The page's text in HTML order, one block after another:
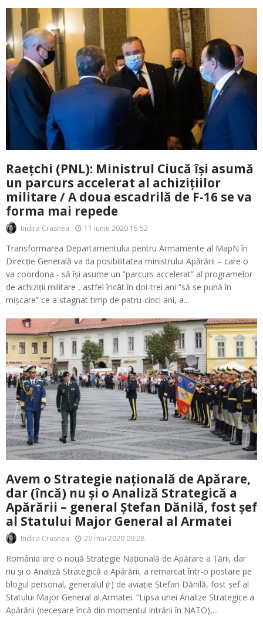
Raețchi (PNL): Ministrul Ciucă își asumă
un parcurs accelerat al achizițiilor
militare / A doua escadrilă de F-16 se va
forma mai repede
Indira Crasnea 11 iunie 2020 15:52
Transformarea Departamentului pentru Armamente al MapN în
Direcție Generală va da posibilitatea ministrului Apărării – care o
va coordona - să își asume un ”parcurs accelerat” al programelor
de achiziții militare , astfel încât în doi-trei ani ”să se pună în
mișcare” ce a stagnat timp de patru-cinci ani, a...
Avem o Strategie națională de Apărare,
dar (încă) nu și o Analiză Strategică a
Apărării – general Ștefan Dănilă, fost șef
al Statului Major General al Armatei
Indira Crasnea 29 mai 2020 09:28
România are o nouă Strategie Națională de Apărare a Țării, dar
nu și o Analiză Strategică a Apărării, a remarcat într-o postare pe
blogul personal, generalul (r) de aviație Ștefan Dănilă, fost șef al
Statului Major General al Armatei. ”Lipsa unei Analize Strategice a
Apărării (necesare încă din momentul intrării în NATO),...